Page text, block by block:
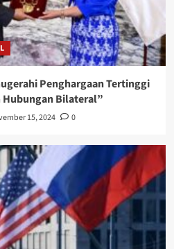
Penghargaan Tertinggi
Bilateral”
15, 2024 0